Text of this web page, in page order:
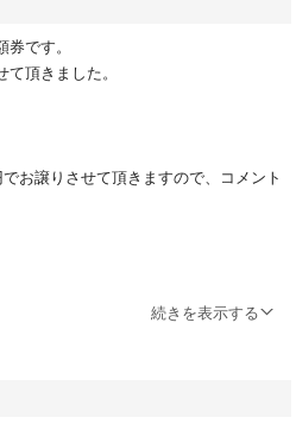
です。
頂きました。
お譲りさせて頂きますので、コメント
続きを表示する